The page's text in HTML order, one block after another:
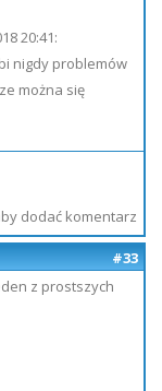
20:41:
nigdy problemów
można się
dodać komentarz
#33
z prostszych